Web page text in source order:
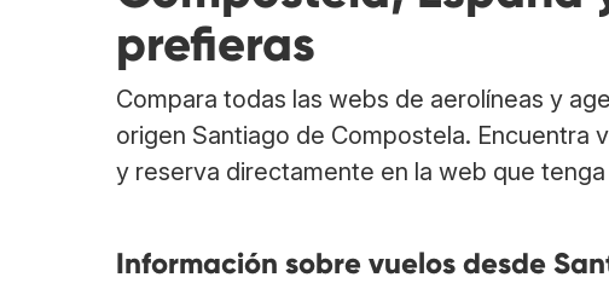
prefieras
Compara todas las webs de aerolíneas y
origen Santiago de Compostela. Encuentra
y reserva directamente en la web que
Información sobre vuelos desde